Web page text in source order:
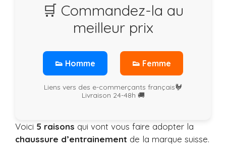
🛒 Commandez-la au
meilleur prix
👟 Homme 👟 Femme
Liens vers des e-commerçants français🐓
Livraison 24-48h 🚚
Voici 5 raisons qui vont vous faire adopter la
chaussure d’entrainement de la marque suisse.